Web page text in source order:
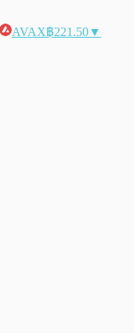
AVAX฿221.50▼